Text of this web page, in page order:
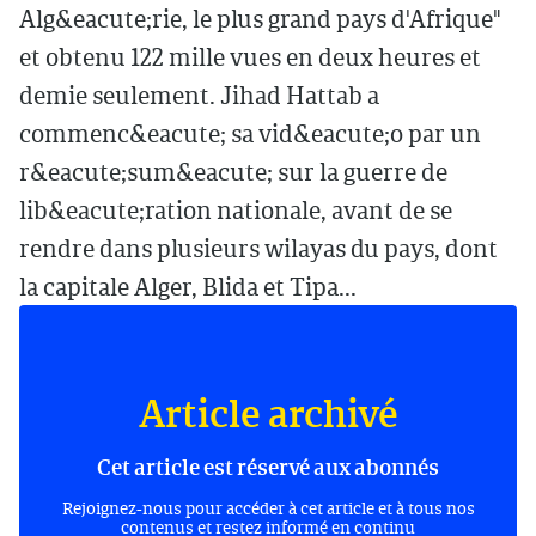
Alg&eacute;rie, le plus grand pays d'Afrique"
et obtenu 122 mille vues en deux heures et
demie seulement. Jihad Hattab a
commenc&eacute; sa vid&eacute;o par un
r&eacute;sum&eacute; sur la guerre de
lib&eacute;ration nationale, avant de se
rendre dans plusieurs wilayas du pays, dont
la capitale Alger, Blida et Tipa...
Article archivé
Cet article est réservé aux abonnés
Rejoignez-nous pour accéder à cet article et à tous nos
contenus et restez informé en continu